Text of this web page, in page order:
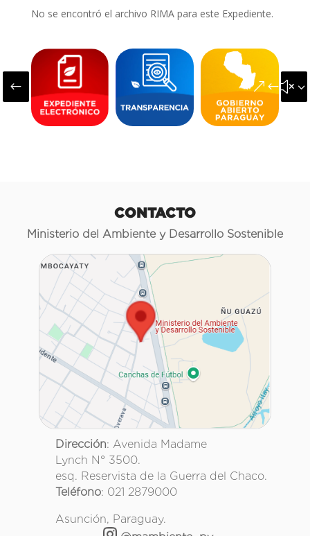
No se encontró el archivo RIMA para este Expediente.
#
CONTACTO
Ministerio del Ambiente y Desarrollo Sostenible
Dirección: Avenida Madame
Lynch N° 3500.
esq. Reservista de la Guerra del Chaco.
Teléfono: 021 2879000
Asunción, Paraguay.